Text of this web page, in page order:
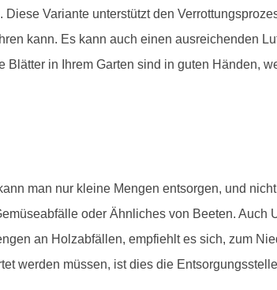
Variante unterstützt den
kann. Es kann auch einen ausreichenden
in Ihrem Garten sind in guten Händen,
man nur kleine Mengen entsorgen, und
oder Ähnliches von Beeten. Auch
an Holzabfällen, empfiehlt es sich, zum
werden müssen, ist dies die